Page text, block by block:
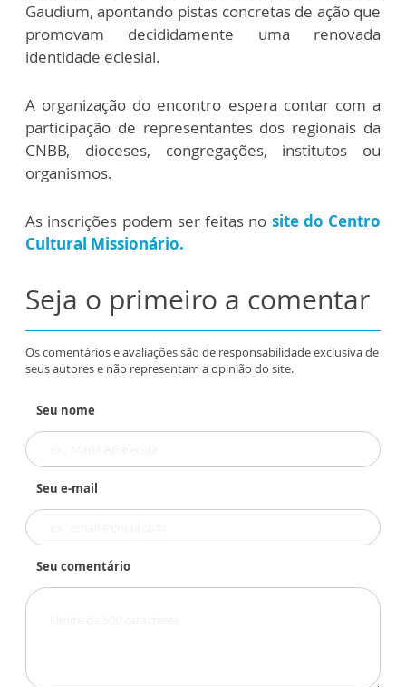
Gaudium, apontando pistas concretas de ação que
promovam decididamente uma renovada
identidade eclesial.
A organização do encontro espera contar com a
participação de representantes dos regionais da
CNBB, dioceses, congregações, institutos ou
organismos.
As inscrições podem ser feitas no site do Centro
Cultural Missionário.
Seja o primeiro a comentar
Os comentários e avaliações são de responsabilidade exclusiva de
seus autores e não representam a opinião do site.
Seu nome
Seu e-mail
Seu comentário